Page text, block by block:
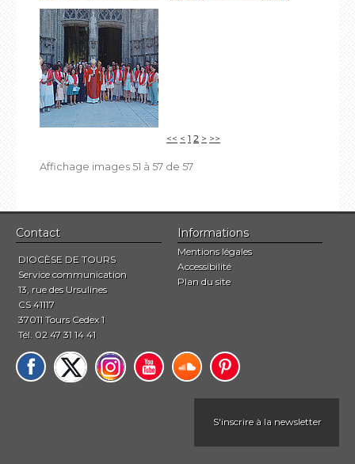
<< < 1 2 > >>
Affichage images 51 à 57 de 57
Contact
DIOCÈSE DE TOURS
Service communication
13, rue des Ursulines
CS 41117
37011 Tours Cedex 1
Tél. 02 47 31 14 41
Informations
Mentions légales
Accessibilité
Plan du site
S'inscrire à la newsletter